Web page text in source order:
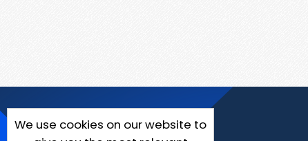
We use cookies on our website to